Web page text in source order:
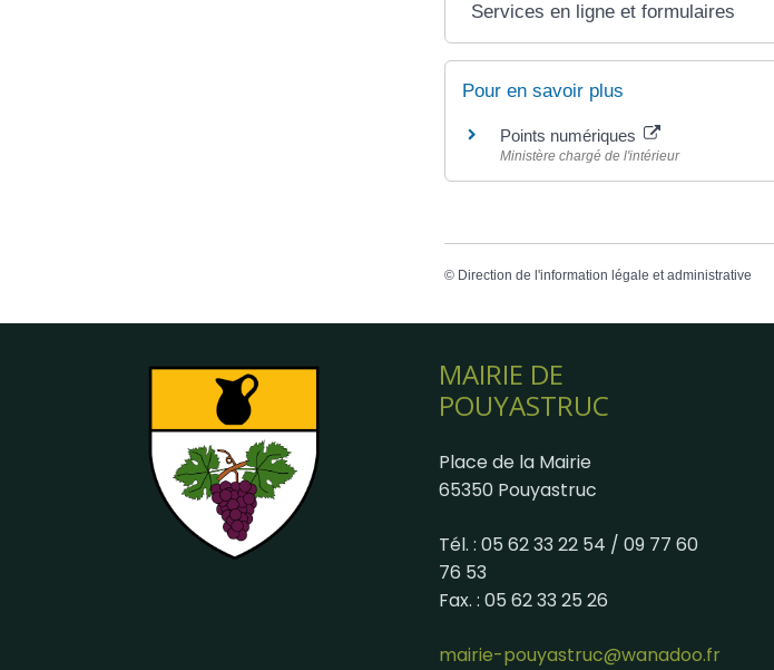
Services en ligne et formulaires
Pour en savoir plus
Points numériques
Ministère chargé de l'intérieur
© Direction de l'information légale et administrative
MAIRIE DE
POUYASTRUC
Place de la Mairie
65350 Pouyastruc
Tél. : 05 62 33 22 54 / 09 77 60
76 53
Fax. : 05 62 33 25 26
mairie-pouyastruc@wanadoo.fr